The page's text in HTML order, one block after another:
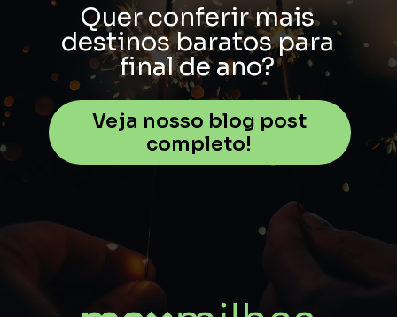
Veja nosso blog post
completo!
Quer conferir mais
destinos baratos para
final de ano?